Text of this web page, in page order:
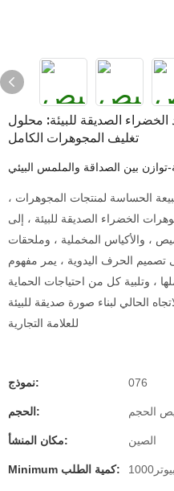
الصديقة للبيئة: محلول
تغليف المجوهرات الكامل
بين الصداقة والملمس البيئي
الحساسة لمنتجات المجوهرات ،
الخضراء الصديقة للبيئة ، إلى
، والأكياس المخملية ، وملحقات
تصميم الحرف اليدوية ، يمر مفهوم
، وتلبية كل من احتياجات الحماية
الحالي لبناء صورة صديقة للبيئة
للعلامة التجارية
نموذج: 076
الحجم: الحجم
مكان المنشأ: الصين
Minimum كمية الطلب: